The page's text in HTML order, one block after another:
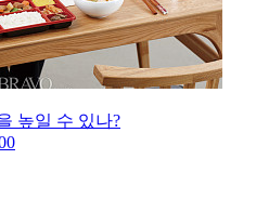
높일 수 있나?